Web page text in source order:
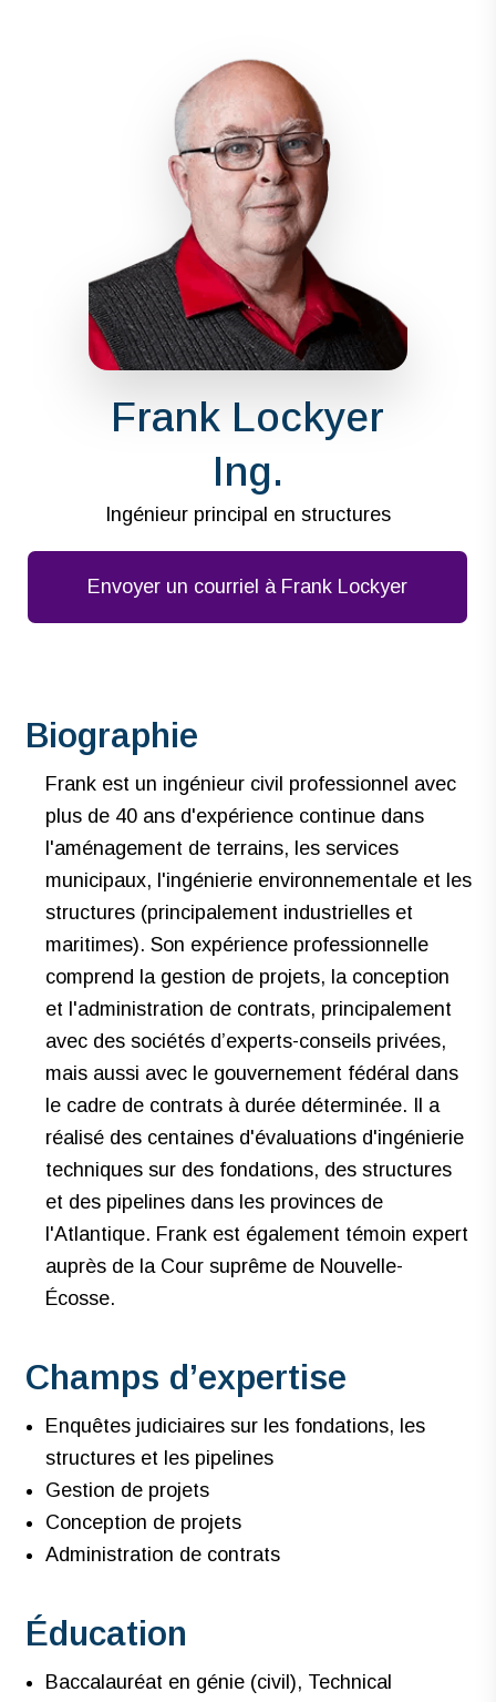
Frank Lockyer
Ing.
Ingénieur principal en structures
Envoyer un courriel à Frank Lockyer
Biographie
Frank est un ingénieur civil professionnel avec
plus de 40 ans d'expérience continue dans
l'aménagement de terrains, les services
municipaux, l'ingénierie environnementale et les
structures (principalement industrielles et
maritimes). Son expérience professionnelle
comprend la gestion de projets, la conception
et l'administration de contrats, principalement
avec des sociétés d’experts-conseils privées,
mais aussi avec le gouvernement fédéral dans
le cadre de contrats à durée déterminée. Il a
réalisé des centaines d'évaluations d'ingénierie
techniques sur des fondations, des structures
et des pipelines dans les provinces de
l'Atlantique. Frank est également témoin expert
auprès de la Cour suprême de Nouvelle-
Écosse.
Champs d’expertise
Enquêtes judiciaires sur les fondations, les
structures et les pipelines
Gestion de projets
Conception de projets
Administration de contrats
Éducation
Baccalauréat en génie (civil), Technical